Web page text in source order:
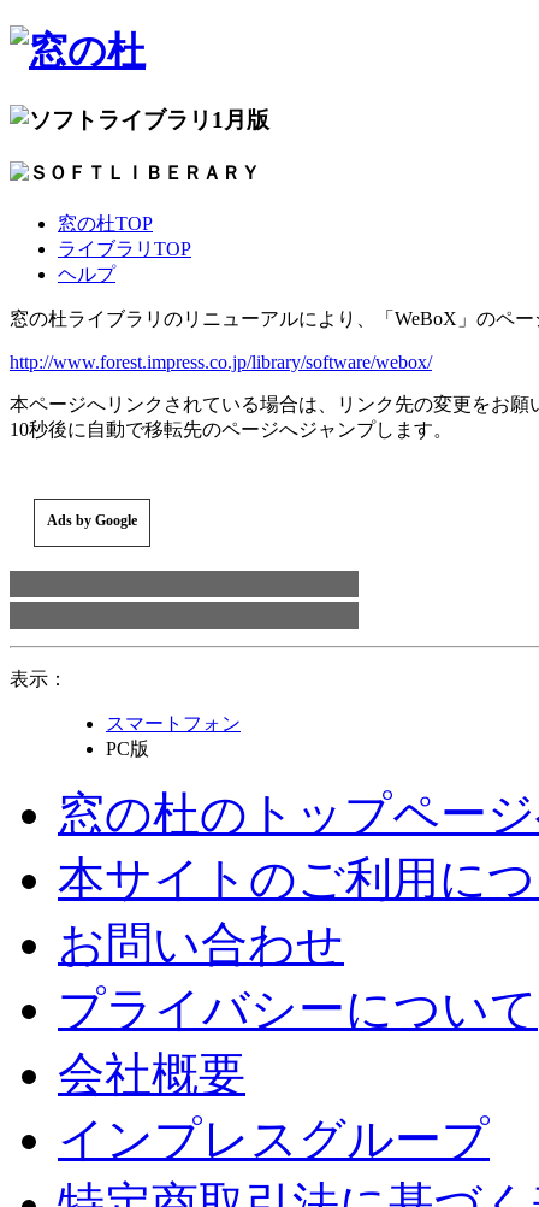
1月版
窓の杜TOP
ライブラリTOP
ヘルプ
窓の杜ライブラリのリニューアルにより、「WeBoX」のペ
http://www.forest.impress.co.jp/library/software/webox/
本ページへリンクされている場合は、リンク先の変更をお願
10秒後に自動で移転先のページへジャンプします。
Ads by Google
表示：
スマートフォン
PC版
窓の杜のトップペー
本サイトのご利用に
お問い合わせ
プライバシーについて
会社概要
インプレスグループ